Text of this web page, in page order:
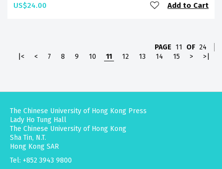
US$24.00 Add to Cart
PAGE 11 OF 24
|<
< 7 8 9 10 11 12 13 14 15 > >|
The Chinese University of Hong Kong Press
Lady Ho Tung Hall
The Chinese University of Hong Kong
Sha Tin, N.T.
Hong Kong SAR
Tel: +852 3943 9800